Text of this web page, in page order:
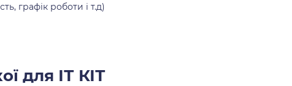
графік роботи і т.д)
для ІТ КІТ